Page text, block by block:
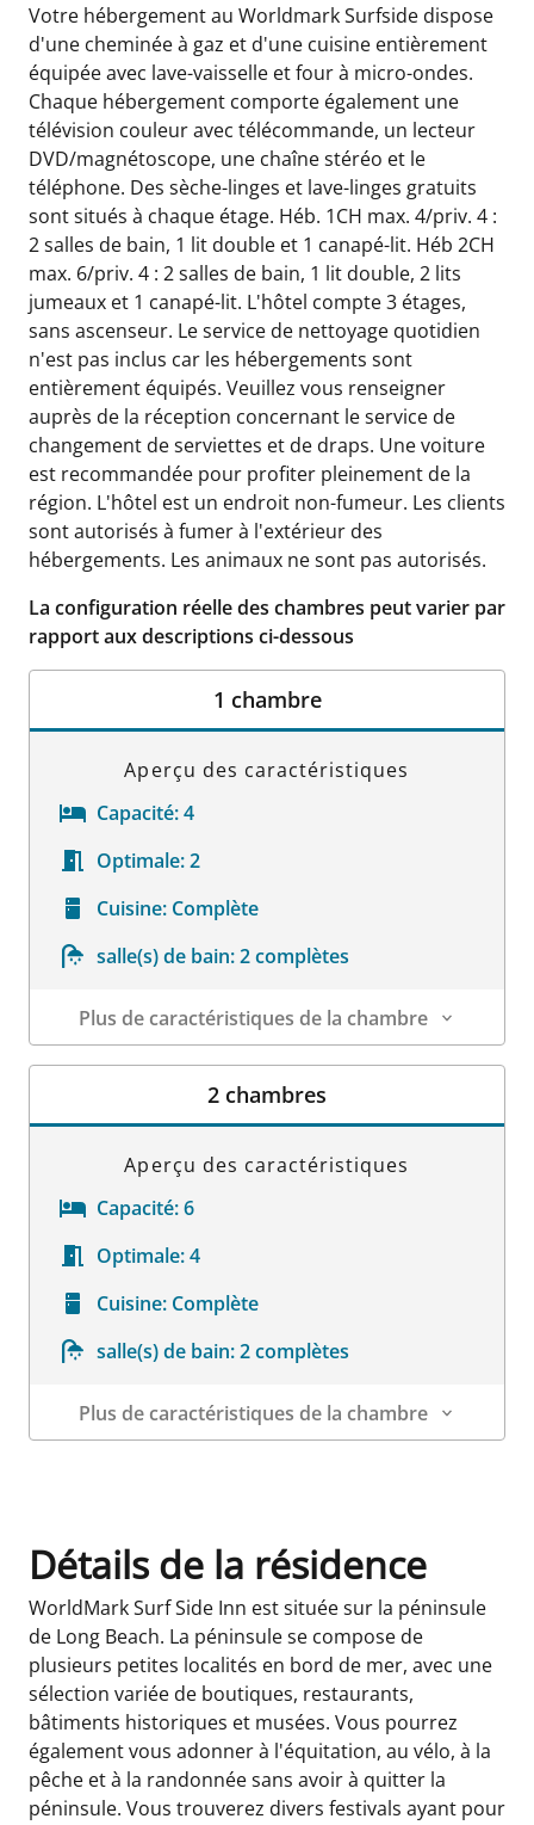
Votre hébergement au Worldmark Surfside dispose
d'une cheminée à gaz et d'une cuisine entièrement
équipée avec lave-vaisselle et four à micro-ondes.
Chaque hébergement comporte également une
télévision couleur avec télécommande, un lecteur
DVD/magnétoscope, une chaîne stéréo et le
téléphone. Des sèche-linges et lave-linges gratuits
sont situés à chaque étage. Héb. 1CH max. 4/priv. 4 :
2 salles de bain, 1 lit double et 1 canapé-lit. Héb 2CH
max. 6/priv. 4 : 2 salles de bain, 1 lit double, 2 lits
jumeaux et 1 canapé-lit. L'hôtel compte 3 étages,
sans ascenseur. Le service de nettoyage quotidien
n'est pas inclus car les hébergements sont
entièrement équipés. Veuillez vous renseigner
auprès de la réception concernant le service de
changement de serviettes et de draps. Une voiture
est recommandée pour profiter pleinement de la
région. L'hôtel est un endroit non-fumeur. Les clients
sont autorisés à fumer à l'extérieur des
hébergements. Les animaux ne sont pas autorisés.
La configuration réelle des chambres peut varier par
rapport aux descriptions ci-dessous
1 chambre
Aperçu des caractéristiques
Capacité:4
Optimale:2
Cuisine: Complète
salle(s) de bain:2 complètes
Plus de caractéristiques de la chambre
Détails sur la chambre
2 chambres
Aperçu des caractéristiques
Capacité:6
Optimale:4
Cuisine: Complète
salle(s) de bain:2 complètes
Plus de caractéristiques de la chambre
Détails de la résidence
WorldMark Surf Side Inn est située sur la péninsule
de Long Beach. La péninsule se compose de
plusieurs petites localités en bord de mer, avec une
sélection variée de boutiques, restaurants,
bâtiments historiques et musées. Vous pourrez
également vous adonner à l'équitation, au vélo, à la
pêche et à la randonnée sans avoir à quitter la
péninsule. Vous trouverez divers festivals ayant pour